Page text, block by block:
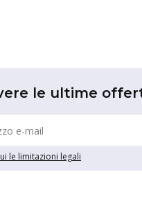
le ultime
le limitazioni legali